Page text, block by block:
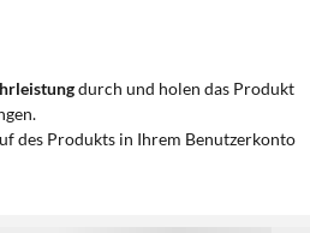
durch und holen das Produkt
des Produkts in Ihrem Benutzerkonto